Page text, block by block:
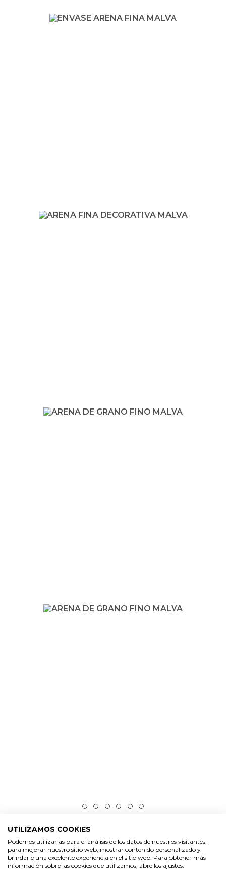
Arena fina malva
Arena decorativa de color malvay grano fino, ideal para
UTILIZAMOS COOKIES
Podemos utilizarlas para el análisis de los datos de nuestros visitantes,
para mejorar nuestro sitio web, mostrar contenido personalizado y
brindarle una excelente experiencia en el sitio web. Para obtener más
información sobre las cookies que utilizamos, abre los ajustes.